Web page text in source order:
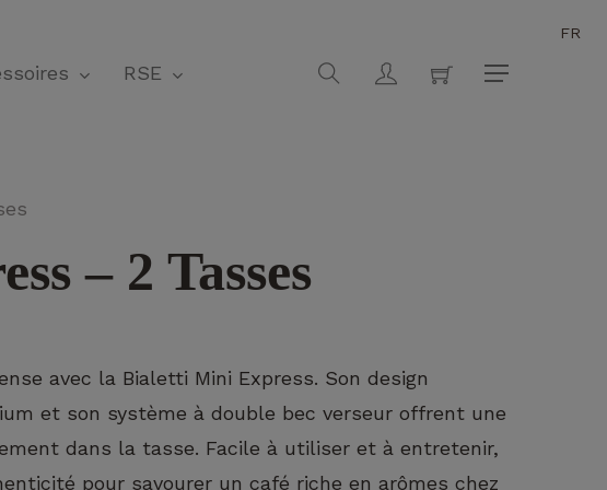
FR
RSE search account Menu
– 2 Tasses
avec la Bialetti Mini Express. Son design
et son système à double bec verseur offrent une
dans la tasse. Facile à utiliser et à entretenir,
pour savourer un café riche en arômes chez